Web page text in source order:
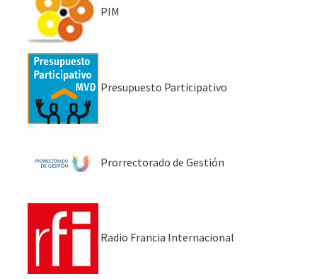
PIM
Presupuesto Participativo
Prorrectorado de Gestión
Radio Francia Internacional